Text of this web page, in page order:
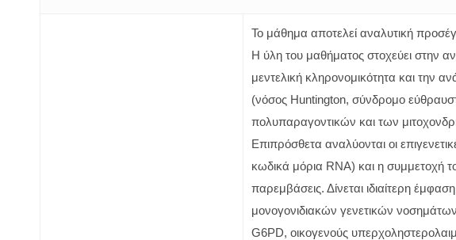
Το μάθημα αποτελεί αναλυτική
H ύλη του μαθήματος στοχεύει στην
μεντελική κληρονομικότητα και την
(νόσος Huntington, σύνδρομο
πολυπαραγοντικών και των
Επιπρόσθετα αναλύονται οι
κωδικά μόρια RNA) και η συμμετοχή
παρεμβάσεις. Δίνεται ιδιαίτερη
μονογονιδιακών γενετικών
G6PD, οικογενούς